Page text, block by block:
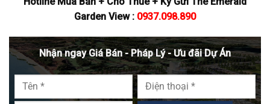
Garden View : 0937.098.890
Nhận ngay Giá Bán - Pháp Lý - Ưu đãi Dự Án